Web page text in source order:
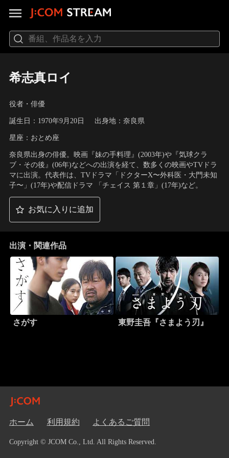
希志真ロイ
役者・俳優
誕生日：1970年9月20日 出身地：奈良県
星座：おとめ座
奈良県出身の俳優。映画『妹の手料理』(2003年)や『気球クラ
ブ・その後』(06年)などへの出演を経て、数多くの映画やTVドラ
マに出演。代表作は、TVドラマ「ドクターX〜外科医・大門未知
子〜」(17年)や配信ドラマ 「チェイス 第１章」(17年)など。
お気に入りに追加
出演・関連作品
さがす 東野圭吾『さまよう刃』
ホーム 利用規約 よくあるご質問
Copyright © JCOM Co., Ltd. All Rights Reserved.